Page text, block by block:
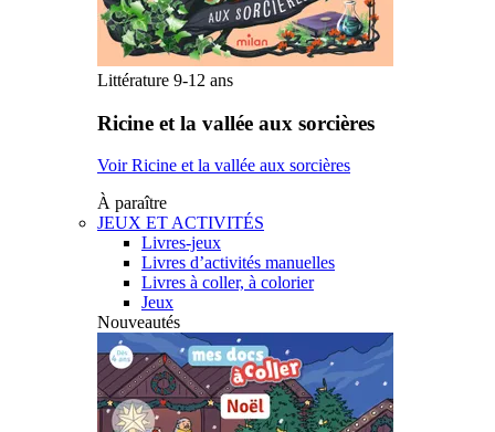
Littérature 9-12 ans
Ricine et la vallée aux sorcières
Voir Ricine et la vallée aux sorcières
À paraître
JEUX ET ACTIVITÉS
Livres-jeux
Livres d’activités manuelles
Livres à coller, à colorier
Jeux
Nouveautés